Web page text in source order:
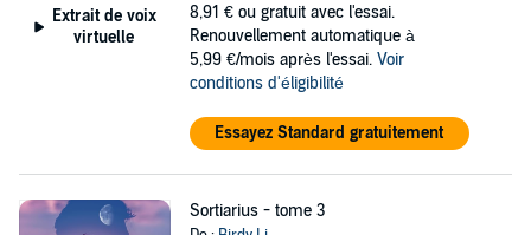
Extrait de voix
virtuelle
8,91 € ou gratuit avec l'essai.
Renouvellement automatique à
5,99 €/mois après l'essai. Voir
conditions d'éligibilité
Essayez Standard gratuitement
Sortiarius - tome 3